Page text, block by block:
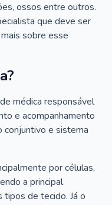
ossos entre outros.
que deve ser
sobre esse
médica responsável
e acompanhamento
conjuntivo e sistema
por células,
a principal
de tecido. Já o